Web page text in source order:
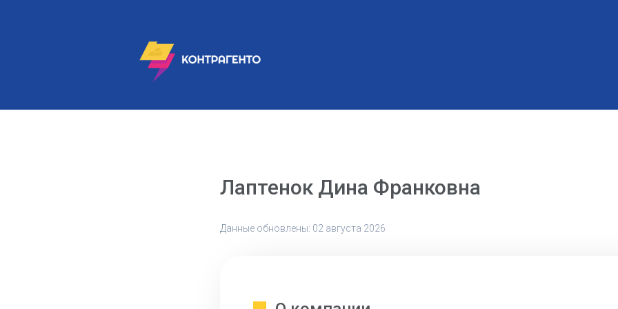
Лаптенок Дина Франковна
Данные обновлены: 02 августа 2026